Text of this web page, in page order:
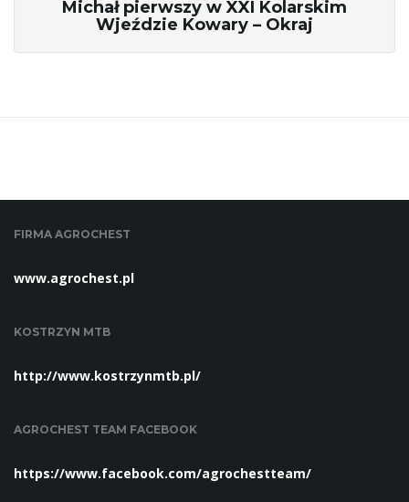
Michał pierwszy w XXI Kolarskim
Wjeździe Kowary – Okraj
FIRMA AGROCHEST
www.agrochest.pl
KOSTRZYN MTB
http://www.kostrzynmtb.pl/
AGROCHEST TEAM FACEBOOK
https://www.facebook.com/agrochestteam/